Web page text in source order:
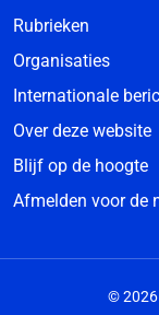
Rubrieken
Organisaties
Internationale
Over deze website
Blijf op de hoogte
Afmelden voor de
© 2026